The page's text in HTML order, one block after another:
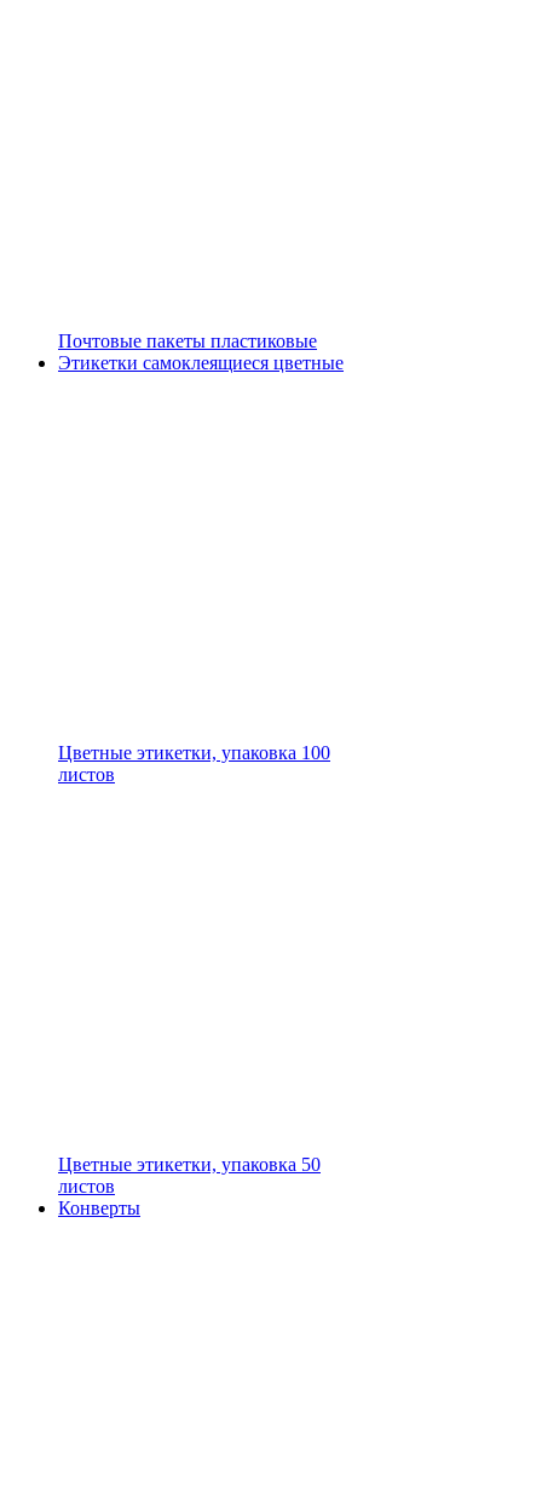
Почтовые пакеты пластиковые
Этикетки самоклеящиеся цветные
Цветные этикетки, упаковка 100
листов
Цветные этикетки, упаковка 50
листов
Конверты